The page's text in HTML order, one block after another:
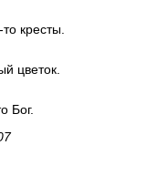
кресты.
цветок.
Бог.